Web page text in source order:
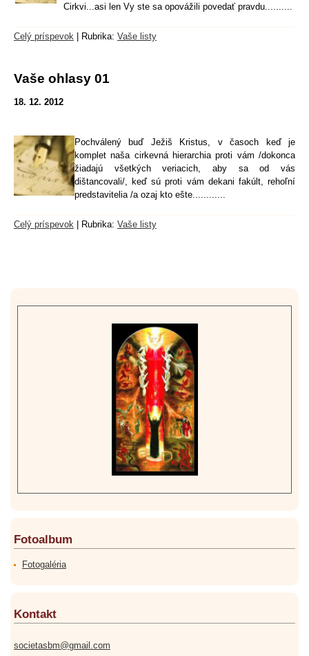
Cirkvi...asi len Vy ste sa opovážili povedať pravdu..........
Celý príspevok Rubrika: Vaše listy
Vaše ohlasy 01
18. 12. 2012
Pochválený buď Ježiš Kristus, v časoch keď je
komplet naša cirkevná hierarchia proti vám /dokonca
žiadajú všetkých veriacich, aby sa od vás
dištancovali/, keď sú proti vám dekani fakúlt, rehoľní
predstavitelia /a ozaj kto ešte............
Celý príspevok Rubrika: Vaše listy
Fotoalbum
Fotogaléria
Kontakt
societasbm@gmail.com